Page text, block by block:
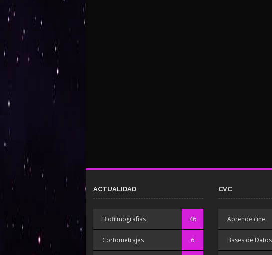
ACTUALIDAD
Biofilmografías 46
Cortometrajes 6
CVC
Aprende cine
Bases de Datos